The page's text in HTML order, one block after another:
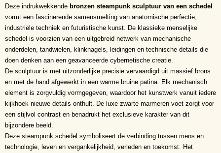
Deze indrukwekkende bronzen steampunk sculptuur van een schedel
vormt een fascinerende samensmelting van anatomische perfectie,
industriële techniek en futuristische kunst. De klassieke menselijke
schedel is voorzien van een uitgebreid netwerk van mechanische
onderdelen, tandwielen, klinknagels, leidingen en technische details die
doen denken aan een geavanceerde cybernetische creatie.
De sculptuur is met uitzonderlijke precisie vervaardigd uit massief brons
en met de hand afgewerkt in een warme bruine patina. Elk mechanisch
element is zorgvuldig vormgegeven, waardoor het kunstwerk vanuit iedere
kijkhoek nieuwe details onthult. De luxe zwarte marmeren voet zorgt voor
een stijlvol contrast en benadrukt het exclusieve karakter van dit
bijzondere beeld.
Deze steampunk schedel symboliseert de verbinding tussen mens en
technologie, leven en vergankelijkheid, verleden en toekomst. Het